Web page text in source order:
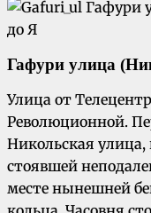
Гафури улица
Улица от
Революционной.
Никольская улица,
стоявшей
месте нынешней